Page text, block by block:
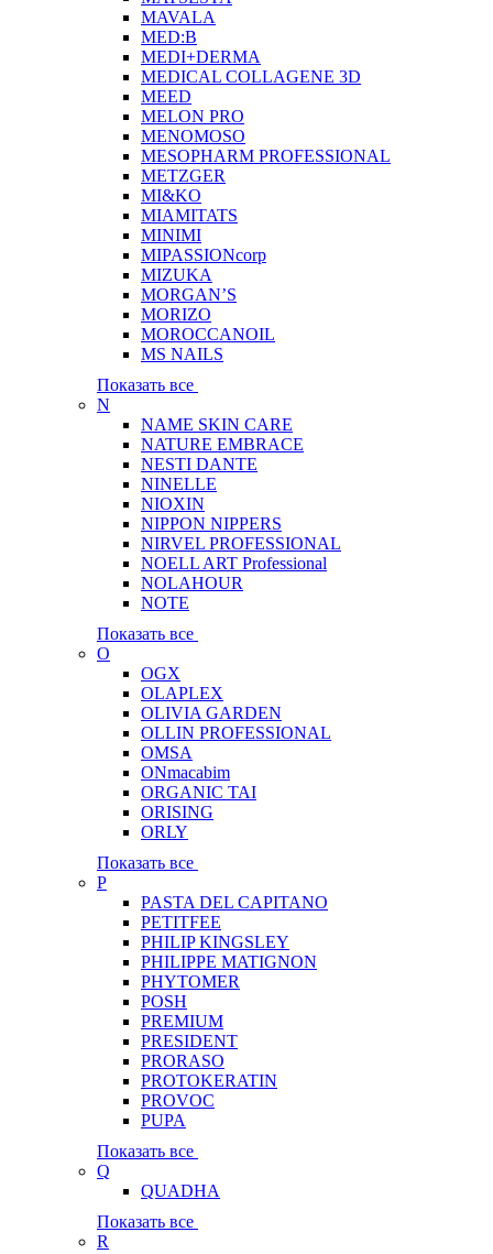
MAVALA
MED:B
MEDI+DERMA
MEDICAL COLLAGENE 3D
MEED
MELON PRO
MENOMOSO
MESOPHARM PROFESSIONAL
METZGER
MI&KO
MIAMITATS
MINIMI
MIPASSIONcorp
MIZUKA
MORGAN’S
MORIZO
MOROCCANOIL
MS NAILS
Показать все
N
NAME SKIN CARE
NATURE EMBRACE
NESTI DANTE
NINELLE
NIOXIN
NIPPON NIPPERS
NIRVEL PROFESSIONAL
NOELL ART Professional
NOLAHOUR
NOTE
Показать все
O
OGX
OLAPLEX
OLIVIA GARDEN
OLLIN PROFESSIONAL
OMSA
ONmacabim
ORGANIC TAI
ORISING
ORLY
Показать все
P
PASTA DEL CAPITANO
PETITFEE
PHILIP KINGSLEY
PHILIPPE MATIGNON
PHYTOMER
POSH
PREMIUM
PRESIDENT
PRORASO
PROTOKERATIN
PROVOC
PUPA
Показать все
Q
QUADHA
Показать все
R